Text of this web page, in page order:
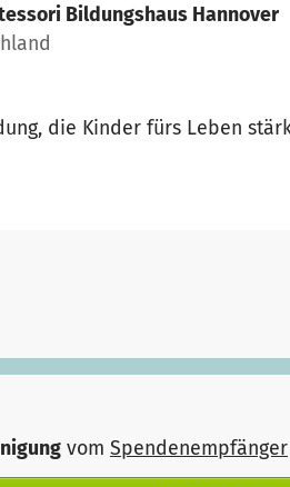
Bildungshaus Hannover
die Kinder fürs Leben
vom Spendenempfänger